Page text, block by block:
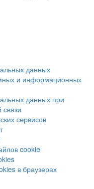
данных
и информационных
данных при
сервисов
cookie
в браузерах